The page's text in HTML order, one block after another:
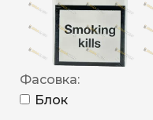
Фасовка:
Блок